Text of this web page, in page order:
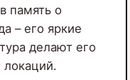
память о
– его яркие
делают его